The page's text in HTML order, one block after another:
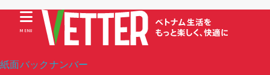
紙面バックナンバー
MENU